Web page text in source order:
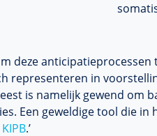
deze
representeren in
is namelijk gewend om
Een geweldige tool die
KIPB.’